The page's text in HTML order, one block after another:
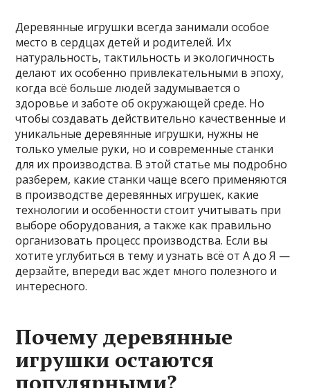
Деревянные игрушки всегда занимали особое
место в сердцах детей и родителей. Их
натуральность, тактильность и экологичность
делают их особенно привлекательными в эпоху,
когда всё больше людей задумывается о
здоровье и заботе об окружающей среде. Но
чтобы создавать действительно качественные и
уникальные деревянные игрушки, нужны не
только умелые руки, но и современные станки
для их производства. В этой статье мы подробно
разберем, какие станки чаще всего применяются
в производстве деревянных игрушек, какие
технологии и особенности стоит учитывать при
выборе оборудования, а также как правильно
организовать процесс производства. Если вы
хотите углубиться в тему и узнать всё от А до Я —
дерзайте, впереди вас ждет много полезного и
интересного.
Почему деревянные
игрушки остаются